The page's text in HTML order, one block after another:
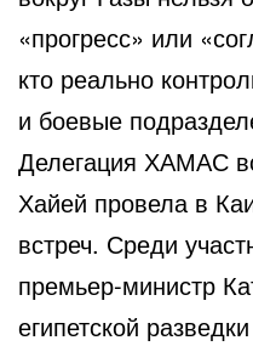
«прогресс» или
кто реально
и боевые
Делегация ХАМАС
Хайей провела в
встреч. Среди
премьер-министр
египетской